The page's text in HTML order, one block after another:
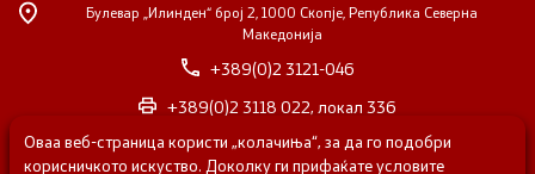
Булевар „Илинден“ број 2, 1000 Скопје, Република Северна
Македонија
+389(0)2 3121-046
+389(0)2 3118 022, локал 336
nvosorabotka@gs.gov.mk
Оваа веб-страница користи „колачиња“, за да го подобри
корисничкото искуство. Доколку ги прифаќате условите